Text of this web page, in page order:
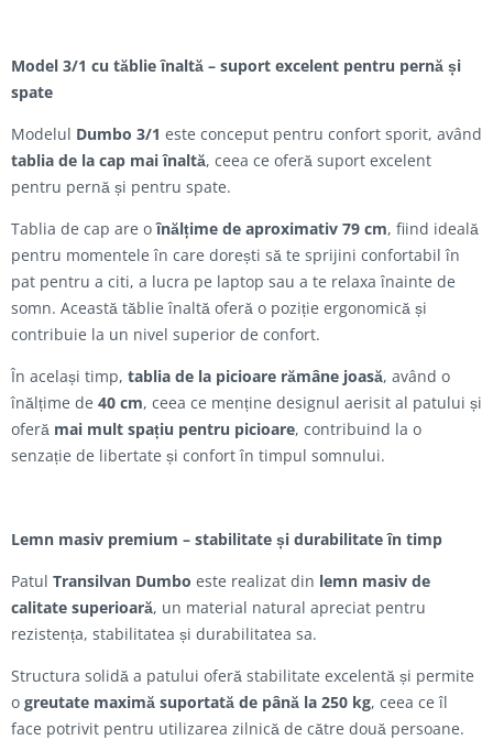
Model 3/1 cu tăblie înaltă – suport excelent pentru pernă și
spate
Modelul Dumbo 3/1 este conceput pentru confort sporit, având
tablia de la cap mai înaltă, ceea ce oferă suport excelent
pentru pernă și pentru spate.
Tablia de cap are oînălțime de aproximativ 79 cm, fiind ideală
pentru momentele în care dorești să te sprijini confortabil în
pat pentru a citi, a lucra pe laptop sau a te relaxa înainte de
somn. Această tăblie înaltă oferă o poziție ergonomică și
contribuie la un nivel superior de confort.
În același timp, tablia de la picioare rămâne joasă, având o
înălțime de 40 cm, ceea ce menține designul aerisit al patului și
oferă mai mult spațiu pentru picioare, contribuind la o
senzație de libertate și confort în timpul somnului.
Lemn masiv premium – stabilitate și durabilitate în timp
Patul Transilvan Dumbo este realizat din lemn masiv de
calitate superioară, un material natural apreciat pentru
rezistența, stabilitatea și durabilitatea sa.
Structura solidă a patului oferă stabilitate excelentă și permite
o greutate maximă suportată de până la 250 kg, ceea ce îl
face potrivit pentru utilizarea zilnică de către două persoane.